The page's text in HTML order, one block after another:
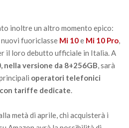
inoltre un altro momento epico:
nuovi fuoriclasse Mi 10e Mi 10 Pro,
il loro debutto ufficiale in Italia. A
nella versione da 8+256GB, sarà
operatori telefonici
tariffe dedicate.
metà di aprile, chi acquisterà i